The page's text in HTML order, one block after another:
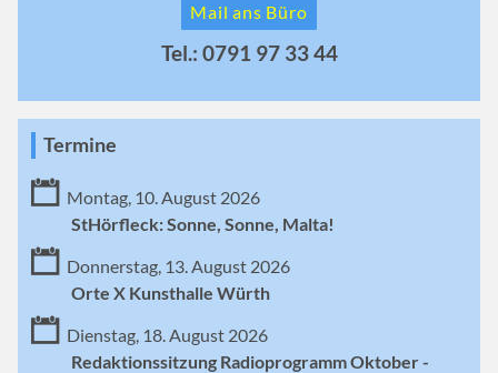
Mail ans Büro
Tel.: 0791 97 33 44
Termine
Montag, 10. August 2026
StHörfleck: Sonne, Sonne, Malta!
Donnerstag, 13. August 2026
Orte X Kunsthalle Würth
Dienstag, 18. August 2026
Redaktionssitzung Radioprogramm Oktober -